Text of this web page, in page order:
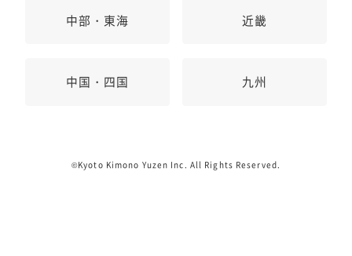
中部・東海 近畿
中国・四国 九州
©Kyoto Kimono Yuzen Inc. All Rights Reserved.